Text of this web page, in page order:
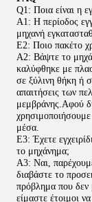
Q1: Ποια είναι η
A1: Η περίοδος
μηχανή
Ε2: Ποιο πακέτο
A2: Βάψτε το
καλύφθηκε με
σε ξύλινη θήκη ή
απαιτήσεις των
μεμβράνης.Αφού
μέσα.
Ε3: Έχετε
το μηχάνημα;
A3: Ναι,
διαβάστε το
πρόβλημα που δεν
είμαστε έτοιμοι